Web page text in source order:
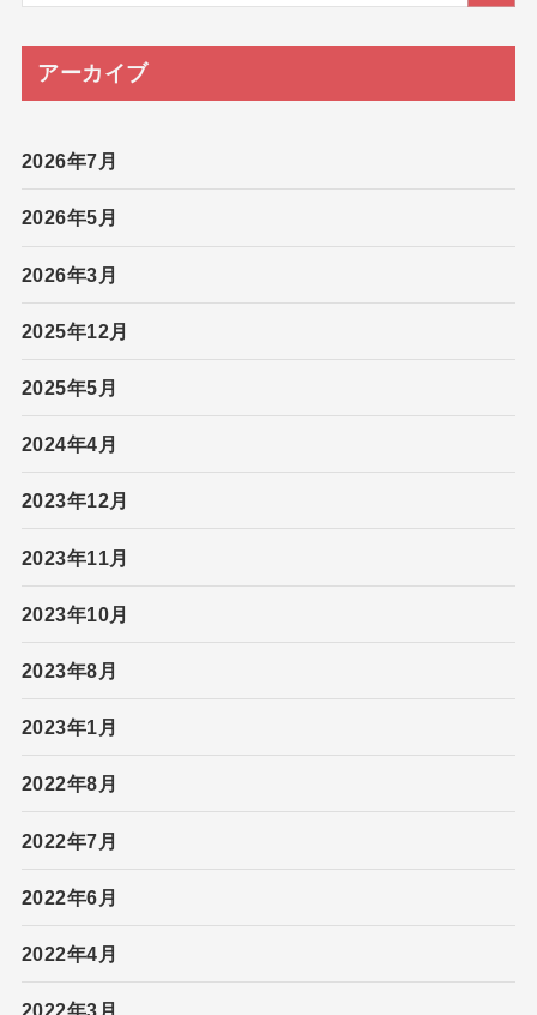
アーカイブ
2026年7月
2026年5月
2026年3月
2025年12月
2025年5月
2024年4月
2023年12月
2023年11月
2023年10月
2023年8月
2023年1月
2022年8月
2022年7月
2022年6月
2022年4月
2022年3月